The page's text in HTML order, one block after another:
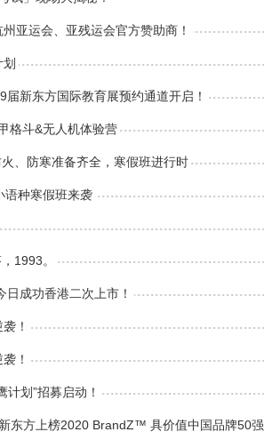
亚运会、亚残运会官方赞助商！
新东方国际教育展预约通道开启！
格斗&无人机体验营
、防寒准备齐全，寒假班进行时
语种寒假班来袭
1993。
成功香港二次上市！
！
！
计划”招募启动！
东方上榜2020 BrandZ™ 具价值中国品牌50强